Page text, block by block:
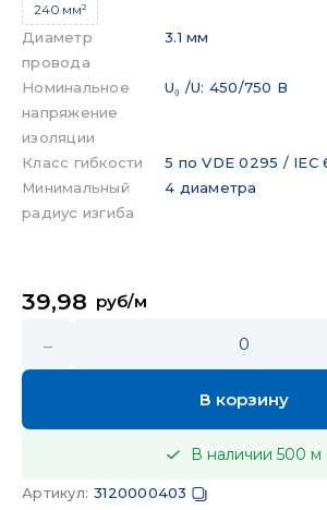
240 мм²
Диаметр
провода
3.1 мм
Номинальное
напряжение
изоляции
U₀ /U: 450/750 В
Класс гибкости
5 по VDE 0295 / IEC
Минимальный
радиус изгиба
4 диаметра
39,98 руб/м
- 0
В корзину
В наличии 500 м
Артикул: 3120000403